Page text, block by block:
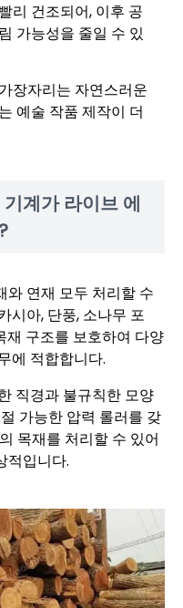
리 건조되어, 이후 공
가능성을 줄일 수 있
장자리는 자연스러운
예술 작품 제작이 더
계가 라이브 에
와 연재 모두 처리할 수
시아, 단풍, 소나무 포
구조를 보호하여 다양
에 적합합니다.
직경과 불규칙한 모양
가능한 압력 롤러를 갖
목재를 처리할 수 있어
적입니다.